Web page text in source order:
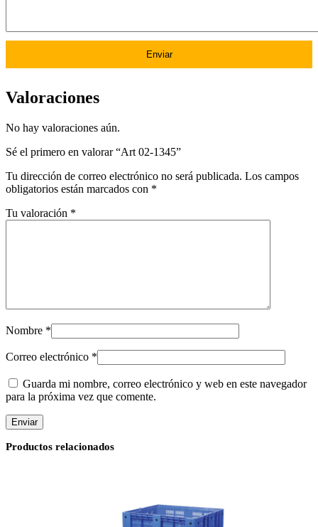
Valoraciones
No hay valoraciones aún.
Sé el primero en valorar “Art 02-1345”
Tu dirección de correo electrónico no será publicada. Los campos
obligatorios están marcados con *
Tu valoración *
Nombre *
Correo electrónico *
Guarda mi nombre, correo electrónico y web en este navegador
para la próxima vez que comente.
Productos relacionados